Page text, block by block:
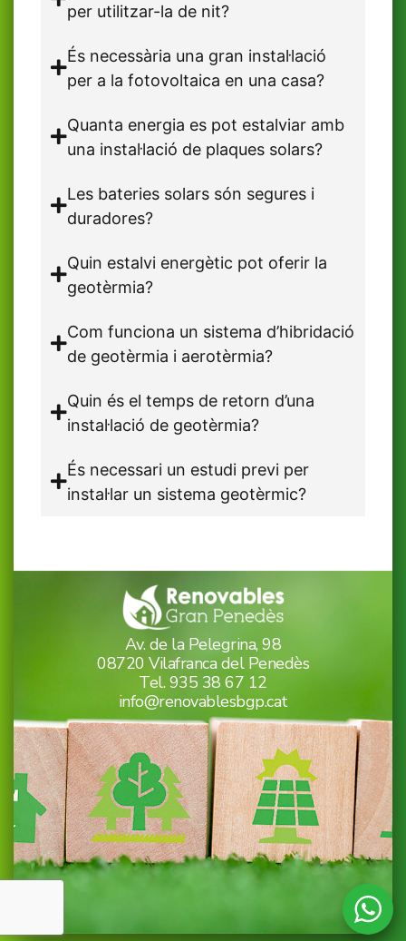
per utilitzar-la de nit?
És necessària una gran instal·lació
per a la fotovoltaica en una casa?
Quanta energia es pot estalviar amb
una instal·lació de plaques solars?
Les bateries solars són segures i
duradores?
Quin estalvi energètic pot oferir la
geotèrmia?
Com funciona un sistema d’hibridació
de geotèrmia i aerotèrmia?
Quin és el temps de retorn d’una
instal·lació de geotèrmia?
És necessari un estudi previ per
instal·lar un sistema geotèrmic?
Av. de la Pelegrina, 98
08720 Vilafranca del Penedès
Tel.935 38 67 12
info@renovablesbgp.cat